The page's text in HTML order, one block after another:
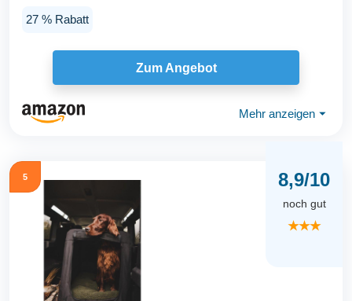
27 % Rabatt
Zum Angebot
Mehr anzeigen ⏷
5 8,9/10
noch gut
★★★